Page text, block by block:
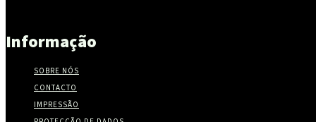
Informação
SOBRE NÓS
CONTACTO
IMPRESSÃO